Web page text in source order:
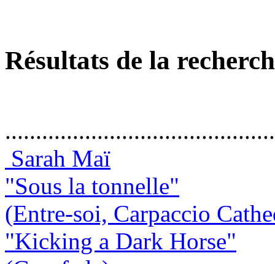
Résultats de la
Sarah Maï
"Sous la tonnelle"
(Entre-soi, Carpaccio
"Kicking a Dark Horse"